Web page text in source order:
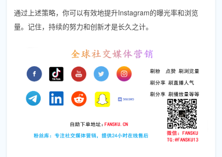
通过上述策略，你可以有效地提升Instagram的曝光率和浏览
量。记住，持续的努力和创新才是长久之计。